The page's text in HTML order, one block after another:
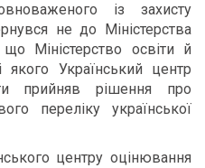
із захисту
не до Міністерства
Міністерство освіти й
якого Український центр
прийняв рішення про
переліку української
центру оцінювання